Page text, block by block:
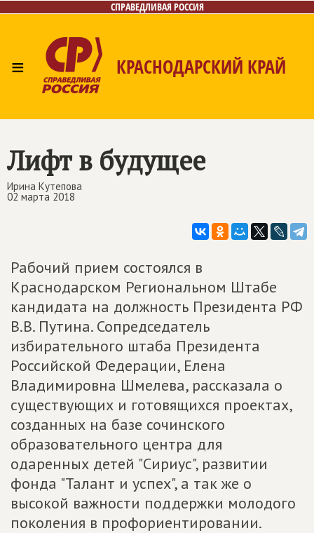
СПРАВЕДЛИВАЯ РОССИЯ
≡ КРАСНОДАРСКИЙ КРАЙ
Лифт в будущее
Ирина Кутепова
02 марта 2018
Рабочий прием состоялся в
Краснодарском Региональном Штабе
кандидата на должность Президента РФ
В.В. Путина. Сопредседатель
избирательного штаба Президента
Российской Федерации, Елена
Владимировна Шмелева, рассказала о
существующих и готовящихся проектах,
созданных на базе сочинского
образовательного центра для
одаренных детей "Сириус", развитии
фонда "Талант и успех", а так же о
высокой важности поддержки молодого
поколения в профориентировании.